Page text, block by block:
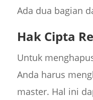
Ada dua bagian
Hak Cipta
Untuk
Anda harus
master. Hal ini